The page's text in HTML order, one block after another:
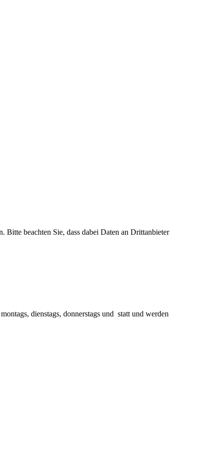
beachten Sie, dass dabei Daten an Drittanbieter
dienstags, donnerstags und statt und werden